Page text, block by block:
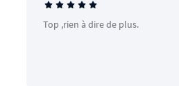
Top ,rien à dire de plus.